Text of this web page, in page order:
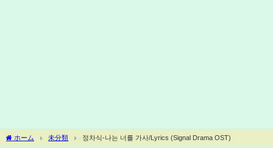
ホーム 未分類 정차식-나는 너를 가사/Lyrics (Signal Drama OST)